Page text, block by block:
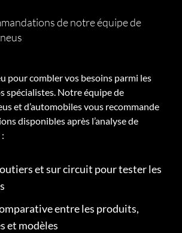
de notre équipe de
pour combler vos besoins parmi les
spécialistes. Notre équipe de
et d’automobiles vous recommande
disponibles après l’analyse de
et sur circuit pour tester les
entre les produits,
et modèles